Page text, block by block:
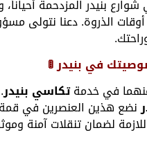
بنيدر المزدحمة
الذروة. دعنا نتولى
في بنيدر 🚦
عنهما في خدمةتكاسي بنيدر
نضع هذين العنصرين في قمة
لضمان تنقلات